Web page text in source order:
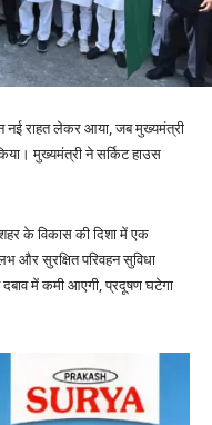
नई राहत लेकर आया, जब मुख्यमंत्री
मुख्यमंत्री ने सर्किट हाउस
के विकास की दिशा में एक
और सुरक्षित परिवहन सुविधा
में कमी आएगी, प्रदूषण घटेगा